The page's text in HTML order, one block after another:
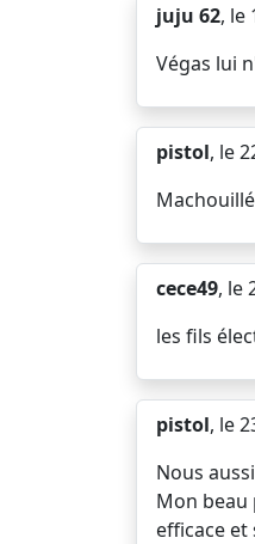
juju 62, le
Végas lui
pistol, le
cece49, le
les fils
pistol, le
Nous aussi
Mon beau
efficace